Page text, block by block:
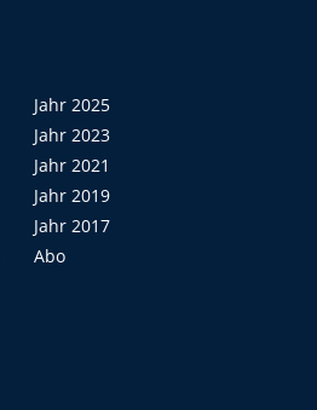
Jahr 2025
Jahr 2023
Jahr 2021
Jahr 2019
Jahr 2017
Abo